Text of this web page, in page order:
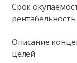
Срок
Описание
целей